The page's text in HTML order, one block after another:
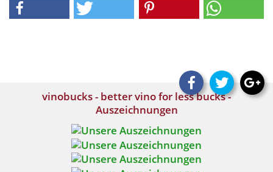
vinobucks - better vino for less bucks -
Auszeichnungen